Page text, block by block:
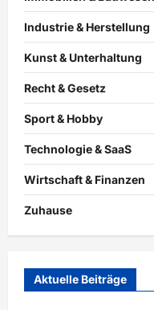
Industrie & Herstellung
Kunst & Unterhaltung
Recht & Gesetz
Sport & Hobby
Technologie & SaaS
Wirtschaft & Finanzen
Zuhause
Aktuelle Beiträge